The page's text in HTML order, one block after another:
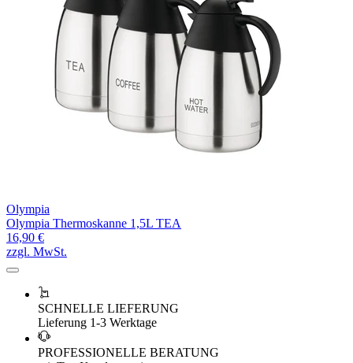
Olympia
Olympia Thermoskanne 1,5L TEA
16,90 €
zzgl. MwSt.
SCHNELLE LIEFERUNG
Lieferung 1-3 Werktage
PROFESSIONELLE BERATUNG